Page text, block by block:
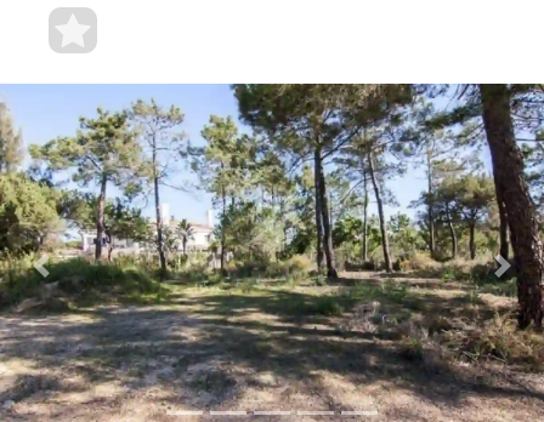
Kontaktiere
uns
Geschäftsbedingungen
Referenzen
Immobilien
und
Steuerrecht
Previous Next